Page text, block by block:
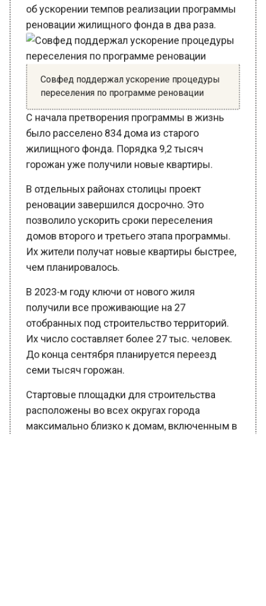
реновации жилищного фонда в два раза.
Совфед поддержал ускорение процедуры
переселения по программе реновации
С начала претворения программы в жизнь
было расселено 834 дома из старого
жилищного фонда. Порядка 9,2 тысяч
горожан уже получили новые квартиры.
реновации завершился досрочно. Это
позволило ускорить сроки переселения
домов второго и третьего этапа программы.
Их жители получат новые квартиры быстрее,
чем планировалось.
В 2023-м году ключи от нового жиля
получили все проживающие на 27
отобранных под строительство территорий.
Их число составляет более 27 тыс. человек.
До конца сентября планируется переезд
семи тысяч горожан.
Стартовые площадки для строительства
расположены во всех округах города
максимально близко к домам, включенным в